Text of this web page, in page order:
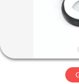
GIRO